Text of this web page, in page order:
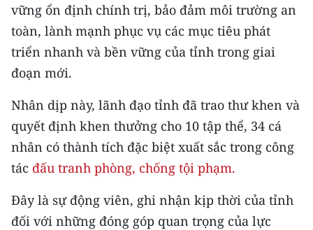
vững ổn định chính trị, bảo đảm môi trường an
toàn, lành mạnh phục vụ các mục tiêu phát
triển nhanh và bền vững của tỉnh trong giai
đoạn mới.
Nhân dịp này, lãnh đạo tỉnh đã trao thư khen và
quyết định khen thưởng cho 10 tập thể, 34 cá
nhân có thành tích đặc biệt xuất sắc trong công
tác đấu tranh phòng, chống tội phạm.
Đây là sự động viên, ghi nhận kịp thời của tỉnh
đối với những đóng góp quan trọng của lực